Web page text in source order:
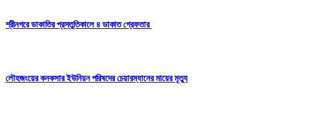
শ্রীনগরে ডাকাতির প্রস্তুতিকালে ৪ ডাকাত গ্রেফতার
লৌহজংয়ের কনকসার ইউনিয়ন পরিষদের চেয়ারম্যানের মায়ের মৃত্যু